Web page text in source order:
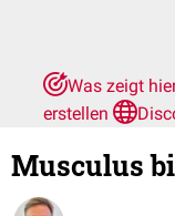
Was zeigt
erstellen
Musculus